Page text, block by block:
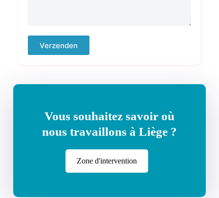
Verzenden
Vous souhaitez savoir où
nous travaillons à Liège ?
Zone d'intervention